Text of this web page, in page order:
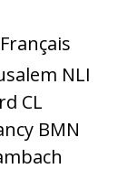
NLI
CL
BMN